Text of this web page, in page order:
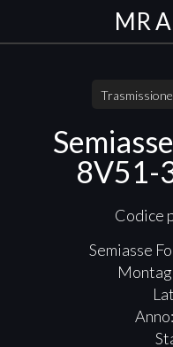
MR
8V51-
Codice
Semiasse